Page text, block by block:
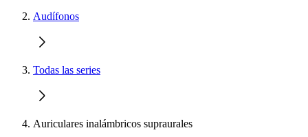
Audífonos
Todas las series
Auriculares inalámbricos supraurales